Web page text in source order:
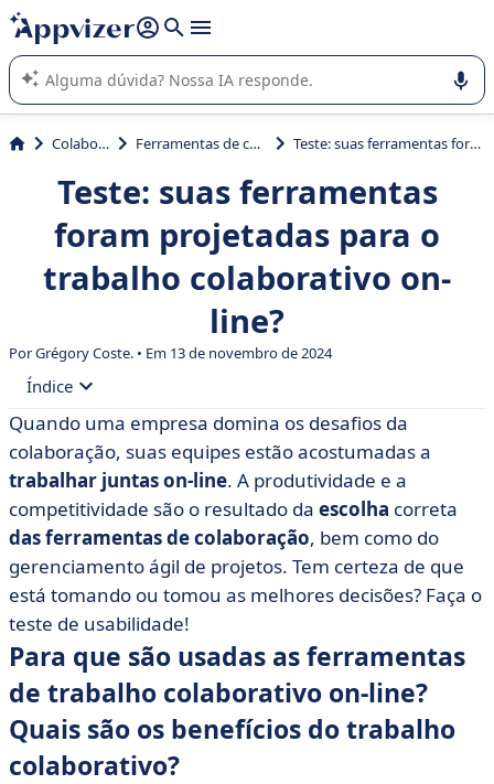
de nossa IA (várias linhas com
A IA do Appvizer o orienta no uso ou na seleção de software
SaaS para sua empresa.
Colaboração Ferramentas de colaboração Teste: suas ferramentas foram projetadas para o trabalho colaborativo on-line?
Teste: suas ferramentas
foram projetadas para o
trabalho colaborativo on-
line?
Por Grégory Coste. • Em 13 de novembro de 2024
Índice
• Para que são usadas as ferramentas de trabalho
colaborativo on-line? Quais são os benefícios do
trabalho colaborativo?
• Testes específicos para trabalho colaborativo
• Os testes que caracterizam uma ferramenta de
gerenciamento de projetos
• O teste definitivo: fazer tudo na mesma plataforma
de trabalho on-line
Quando uma empresa domina os desafios da
colaboração, suas equipes estão acostumadas a
trabalhar juntas on-line. A produtividade e a
competitividade são o resultado da escolha correta
das ferramentas de colaboração, bem como do
gerenciamento ágil de projetos. Tem certeza de que
está tomando ou tomou as melhores decisões? Faça o
teste de usabilidade!
Para que são usadas as ferramentas
de trabalho colaborativo on-line?
Quais são os benefícios do trabalho
colaborativo?